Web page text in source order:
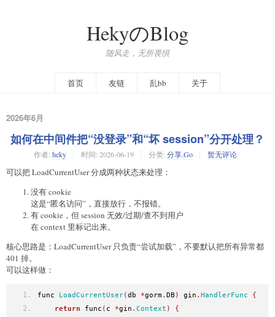
HekyのBlog
随风走，无所畏惧
首页 友链 乱bb 关于
2026年6月
如何在中间件把“没登录”和“坏 session”分开处理？
作者: heky 时间: 2026-06-19 分类: 分享,Go 暂无评论
可以把 LoadCurrentUser 分成两种状态来处理：
没有 cookie
这是“匿名访问”，直接放行，不报错。
有 cookie，但 session 无效/过期/查不到用户
在 context 里标记出来。
核心思路是：LoadCurrentUser 只负责“尝试加载”，不要默认把所有异常都
401 掉。
可以这样做：
func LoadCurrentUser(db *gorm . DB ) gin . HandlerFunc
{
return func ( c *gin . Context )
{